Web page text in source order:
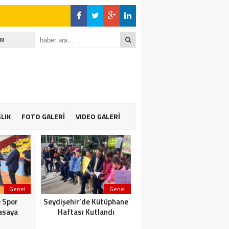
FOTO GALERİ VIDEO GALERİ
Genel Genel
Seydişehir’de Kütüphane
Haftası Kutlandı